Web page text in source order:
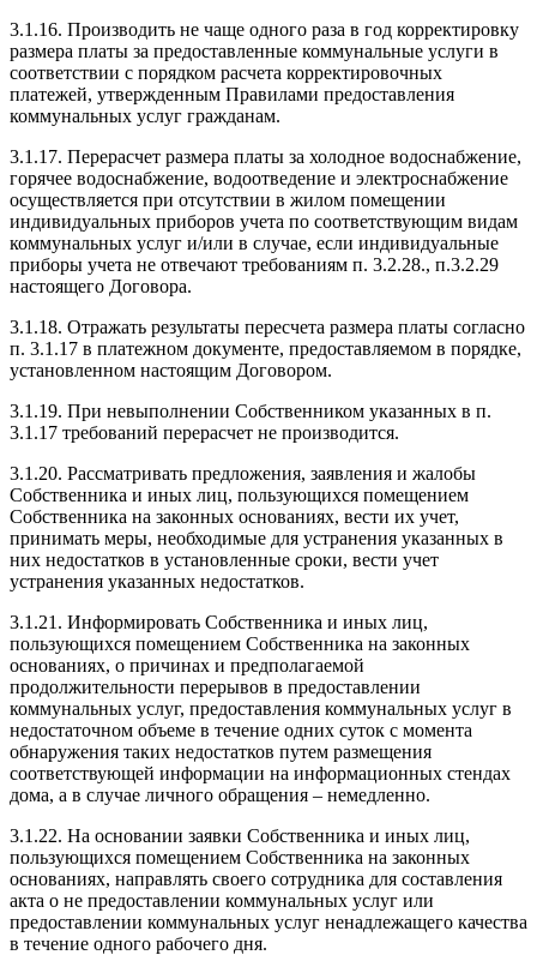
3.1.16. Производить не чаще одного раза в год корректировку
размера платы за предоставленные коммунальные услуги в
соответствии с порядком расчета корректировочных
платежей, утвержденным Правилами предоставления
коммунальных услуг гражданам.
3.1.17. Перерасчет размера платы за холодное водоснабжение,
горячее водоснабжение, водоотведение и электроснабжение
осуществляется при отсутствии в жилом помещении
индивидуальных приборов учета по соответствующим видам
коммунальных услуг и/или в случае, если индивидуальные
приборы учета не отвечают требованиям п. 3.2.28., п.3.2.29
настоящего Договора.
3.1.18. Отражать результаты пересчета размера платы согласно
п. 3.1.17 в платежном документе, предоставляемом в порядке,
установленном настоящим Договором.
3.1.19. При невыполнении Собственником указанных в п.
3.1.17 требований перерасчет не производится.
3.1.20. Рассматривать предложения, заявления и жалобы
Собственника и иных лиц, пользующихся помещением
Собственника на законных основаниях, вести их учет,
принимать меры, необходимые для устранения указанных в
них недостатков в установленные сроки, вести учет
устранения указанных недостатков.
3.1.21. Информировать Собственника и иных лиц,
пользующихся помещением Собственника на законных
основаниях, о причинах и предполагаемой
продолжительности перерывов в предоставлении
коммунальных услуг, предоставления коммунальных услуг в
недостаточном объеме в течение одних суток с момента
обнаружения таких недостатков путем размещения
соответствующей информации на информационных стендах
дома, а в случае личного обращения – немедленно.
3.1.22. На основании заявки Собственника и иных лиц,
пользующихся помещением Собственника на законных
основаниях, направлять своего сотрудника для составления
акта о не предоставлении коммунальных услуг или
предоставлении коммунальных услуг ненадлежащего качества
в течение одного рабочего дня.